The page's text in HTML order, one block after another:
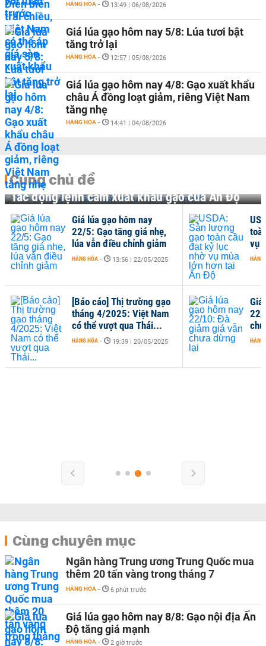
HÀNG HÓA - 13:49 | 06/08/2026
Giá lúa gạo hôm nay 5/8: Lúa tươi bật
tăng trở lại
HÀNG HÓA - 12:57 | 05/08/2026
Giá lúa gạo hôm nay 4/8: Gạo xuất khẩu
châu Á đồng loạt giảm, riêng Việt Nam
tăng nhẹ
HÀNG HÓA - 14:41 | 04/08/2026
Cùng chủ đề
Tác động lệnh cấm xuất khẩu gạo của Ấn Độ
Giá
22/
HÀNG
Giá lúa gạo hôm nay
22/5: Gạo tăng giá nhẹ,
lúa vẫn điều chỉnh giảm
HÀNG HÓA - 13:56 | 22/05/2025
[Báo cáo] Thị trường gạo
tháng 4/2025: Việt Nam
có thể vượt qua Thái...
HÀNG HÓA - 19:39 | 20/05/2025
vụ
HÀNG
Cùng chuyên mục
Ngân hàng Trung ương Trung Quốc mua
thêm 20 tấn vàng trong tháng 7
HÀNG HÓA - 6 phút trước
Giá lúa gạo hôm nay 8/8: Gạo nội địa Ấn
Độ tăng giá mạnh
HÀNG HÓA - 2 giờ trước